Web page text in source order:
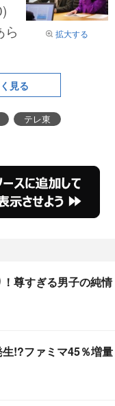
拡大する
ら
見る
テレ東
尊すぎる男子の純情
!?ファミマ45％増量